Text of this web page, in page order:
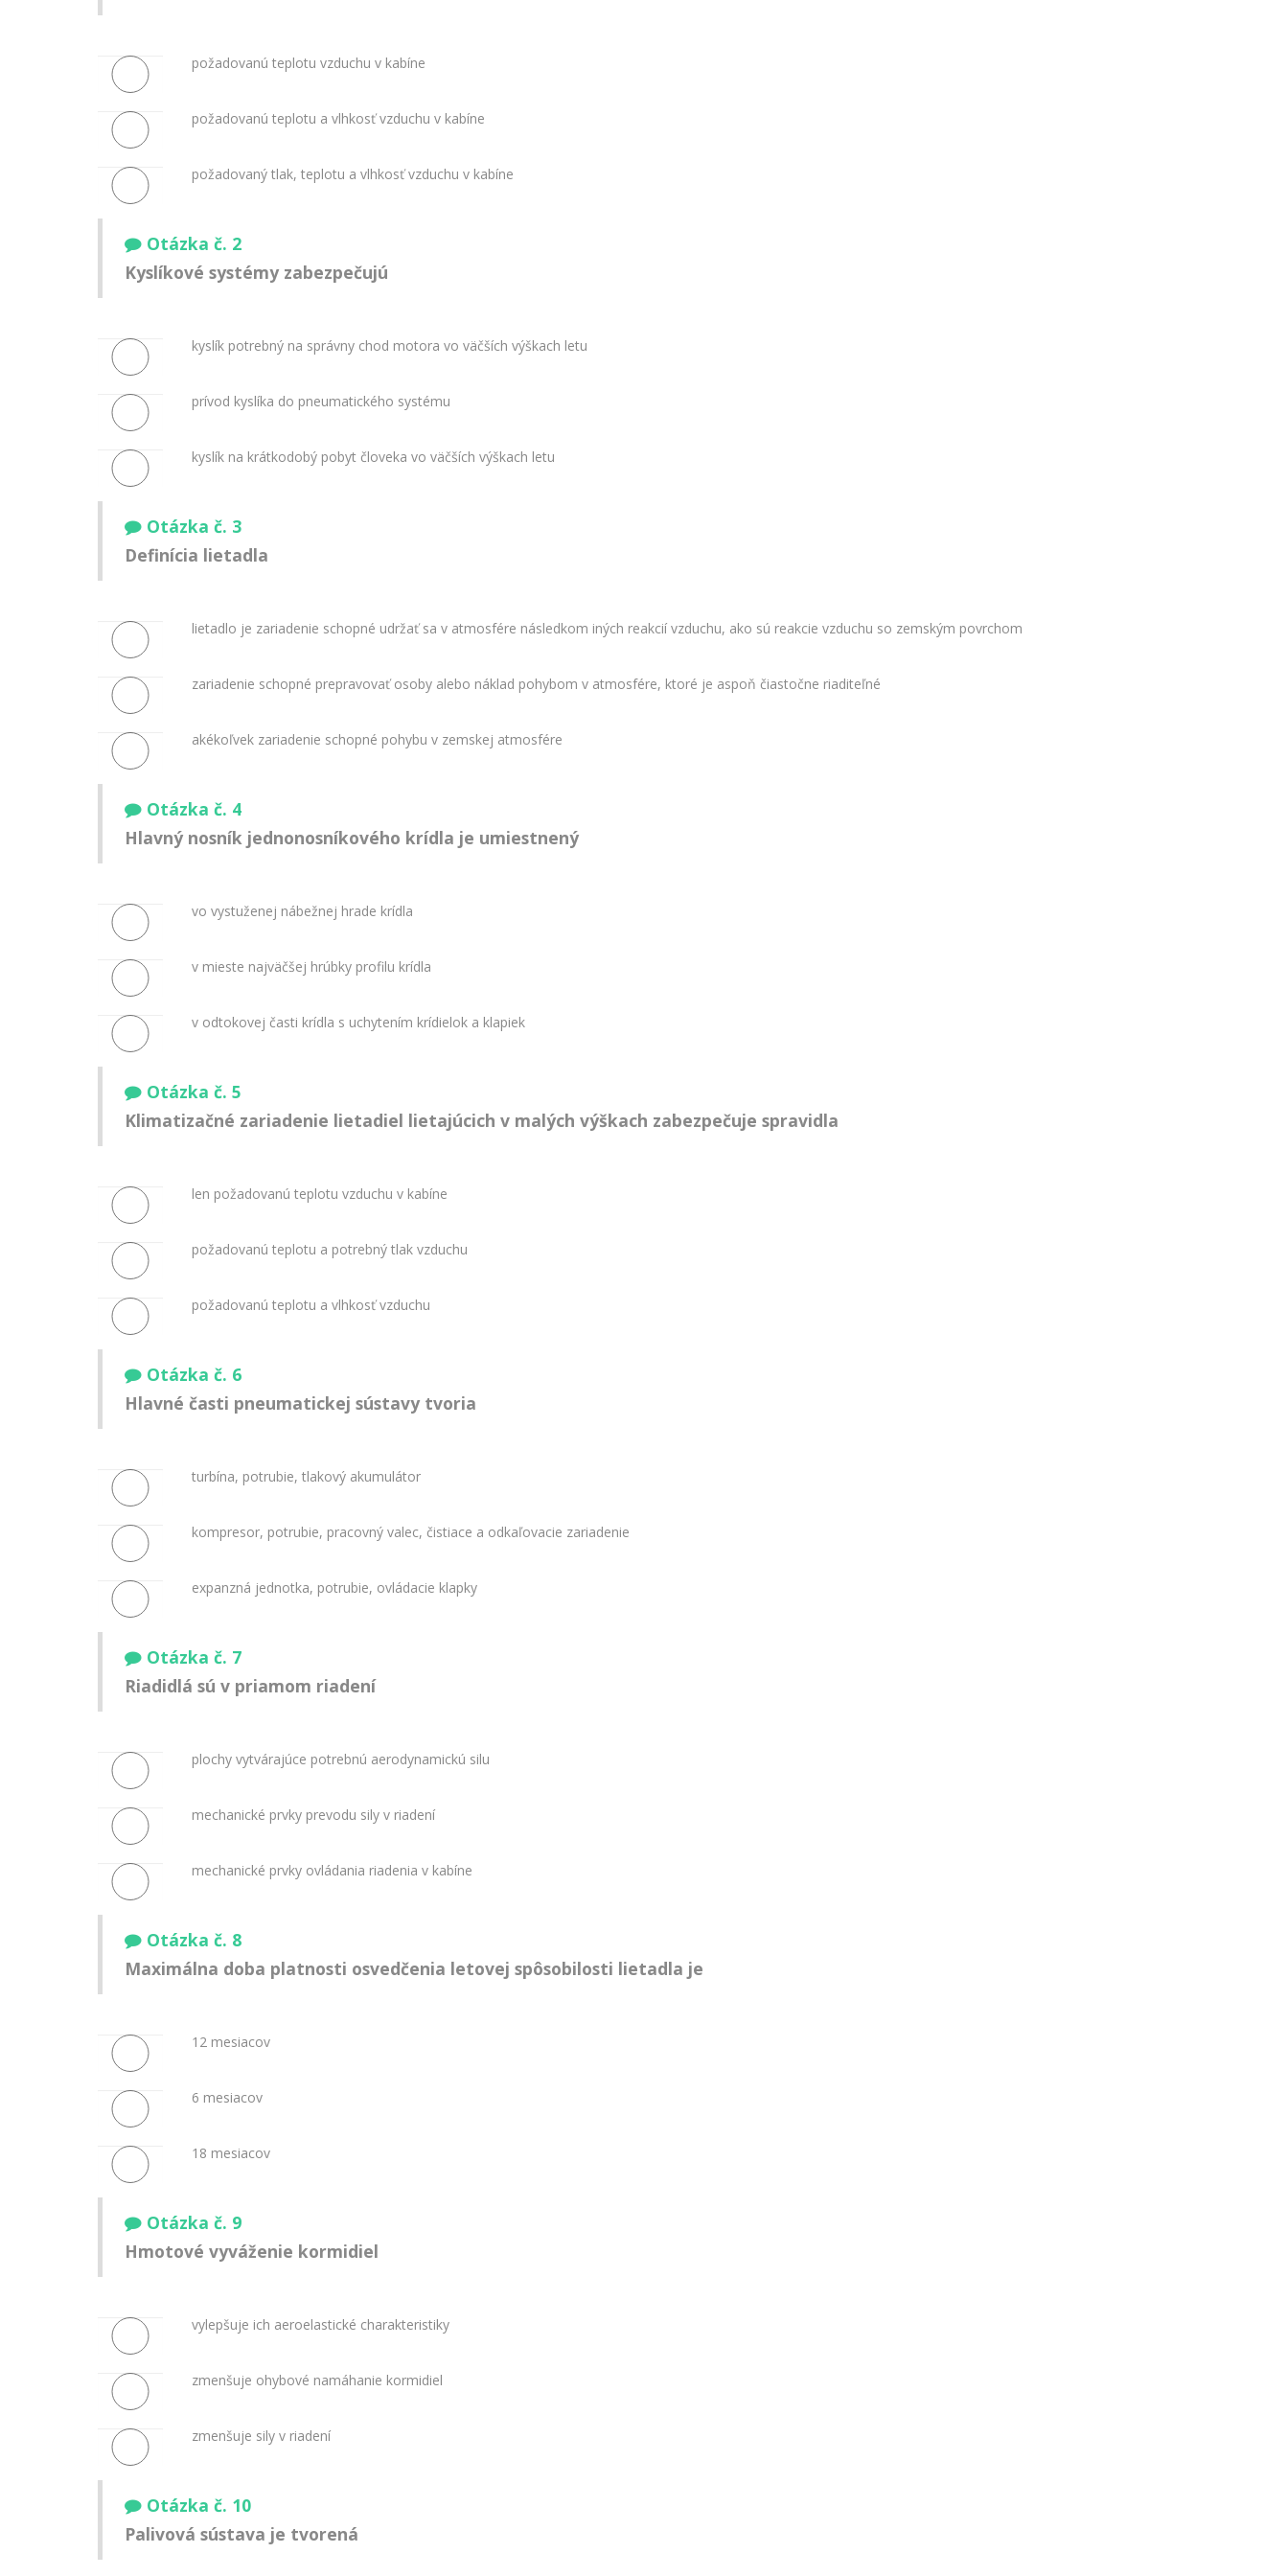
požadovanú teplotu vzduchu v kabíne
požadovanú teplotu a vlhkosť vzduchu v kabíne
požadovaný tlak, teplotu a vlhkosť vzduchu v kabíne
Otázka č. 2
Kyslíkové systémy zabezpečujú
kyslík potrebný na správny chod motora vo väčších výškach letu
prívod kyslíka do pneumatického systému
kyslík na krátkodobý pobyt človeka vo väčších výškach letu
Otázka č. 3
Definícia lietadla
lietadlo je zariadenie schopné udržať sa v atmosfére následkom iných reakcií vzduchu, ako sú reakcie vzduchu so zemským povrchom
zariadenie schopné prepravovať osoby alebo náklad pohybom v atmosfére, ktoré je aspoň čiastočne riaditeľné
akékoľvek zariadenie schopné pohybu v zemskej atmosfére
Otázka č. 4
Hlavný nosník jednonosníkového krídla je umiestnený
vo vystuženej nábežnej hrade krídla
v mieste najväčšej hrúbky profilu krídla
v odtokovej časti krídla s uchytením krídielok a klapiek
Otázka č. 5
Klimatizačné zariadenie lietadiel lietajúcich v malých výškach zabezpečuje spravidla
len požadovanú teplotu vzduchu v kabíne
požadovanú teplotu a potrebný tlak vzduchu
požadovanú teplotu a vlhkosť vzduchu
Otázka č. 6
Hlavné časti pneumatickej sústavy tvoria
turbína, potrubie, tlakový akumulátor
kompresor, potrubie, pracovný valec, čistiace a odkaľovacie zariadenie
expanzná jednotka, potrubie, ovládacie klapky
Otázka č. 7
Riadidlá sú v priamom riadení
plochy vytvárajúce potrebnú aerodynamickú silu
mechanické prvky prevodu sily v riadení
mechanické prvky ovládania riadenia v kabíne
Otázka č. 8
Maximálna doba platnosti osvedčenia letovej spôsobilosti lietadla je
12 mesiacov
6 mesiacov
18 mesiacov
Otázka č. 9
Hmotové vyváženie kormidiel
vylepšuje ich aeroelastické charakteristiky
zmenšuje ohybové namáhanie kormidiel
zmenšuje sily v riadení
Otázka č. 10
Palivová sústava je tvorená